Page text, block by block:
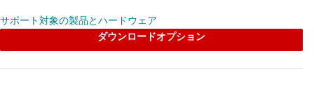
サポート対象の製品とハードウェア
ダウンロードオプション